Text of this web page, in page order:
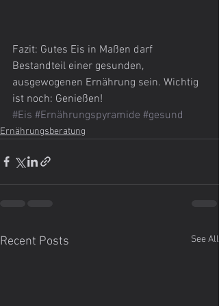
Fazit: Gutes Eis in Maßen darf
Bestandteil einer gesunden,
ausgewogenen Ernährung sein. Wichtig
ist noch: Genießen!
#Eis #Ernährungspyramide #gesund
Ernährungsberatung
Recent Posts See All